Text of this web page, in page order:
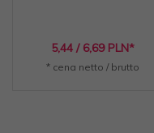
5,44 / 6,69 PLN*
* cena netto / brutto